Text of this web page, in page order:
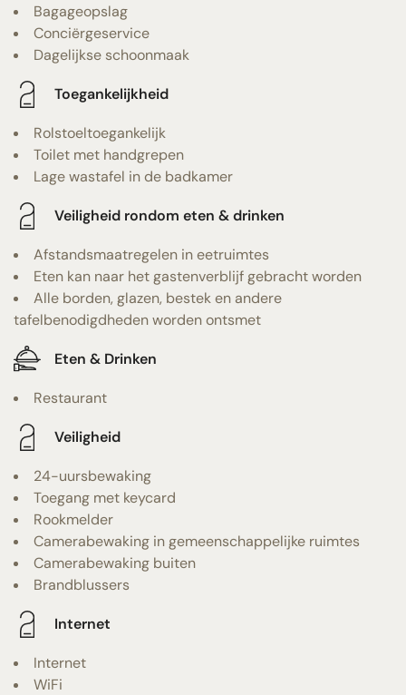
Bagageopslag
Conciërgeservice
Dagelijkse schoonmaak
Toegankelijkheid
Rolstoeltoegankelijk
Toilet met handgrepen
Lage wastafel in de badkamer
Veiligheid rondom eten & drinken
Afstandsmaatregelen in eetruimtes
Eten kan naar het gastenverblijf gebracht worden
Alle borden, glazen, bestek en andere
tafelbenodigdheden worden ontsmet
Eten & Drinken
Restaurant
Veiligheid
24-uursbewaking
Toegang met keycard
Rookmelder
Camerabewaking in gemeenschappelijke ruimtes
Camerabewaking buiten
Brandblussers
Internet
Internet
WiFi